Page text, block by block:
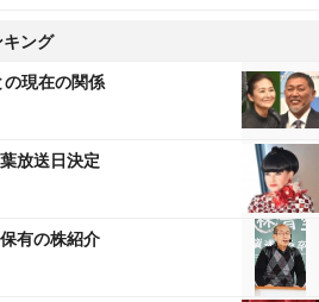
ング
現在の関係
放送日決定
有の株紹介